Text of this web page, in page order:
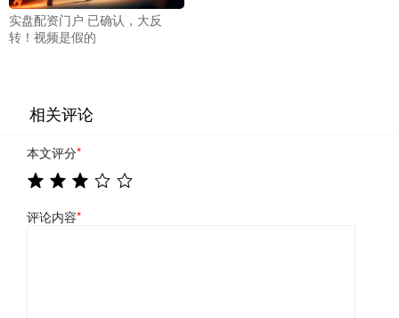
实盘配资门户 已确认，大反
转！视频是假的
相关评论
本文评分*
评论内容*